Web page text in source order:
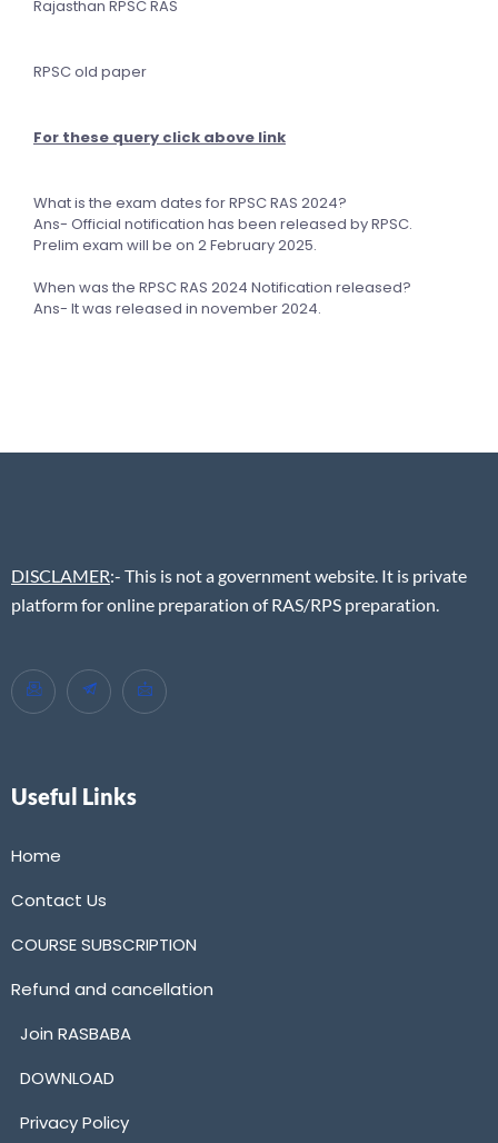
Rajasthan RPSC RAS
RPSC old paper
For these query click above link
What is the exam dates for RPSC RAS 2024?
Ans- Official notification has been released by RPSC.
Prelim exam will be on 2 February 2025.
When was the RPSC RAS 2024 Notification released?
Ans- It was released in november 2024.
DISCLAMER:- This is not a government website. It is private
platform for online preparation of RAS/RPS preparation.
Useful Links
Home
Contact Us
COURSE SUBSCRIPTION
Refund and cancellation
Join RASBABA
DOWNLOAD
Privacy Policy